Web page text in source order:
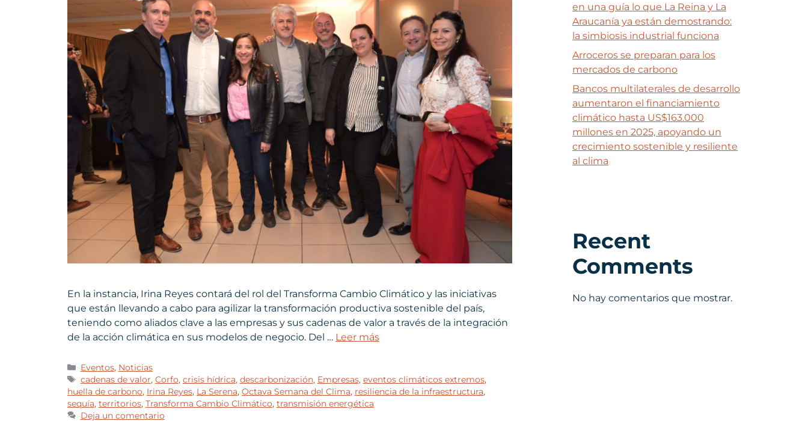
En la instancia, Irina Reyes contará del rol del Transforma Cambio Climático y las iniciativas
que están llevando a cabo para agilizar la transformación productiva sostenible del país,
teniendo como aliados clave a las empresas y sus cadenas de valor a través de la integración
de la acción climática en sus modelos de negocio. Del … Leer más
Eventos, Noticias
cadenas de valor, Corfo, crisis hídrica, descarbonización, Empresas, eventos climáticos extremos,
huella de carbono, Irina Reyes, La Serena, Octava Semana del Clima, resiliencia de la infraestructura,
sequía, territorios, Transforma Cambio Climático, transmisión energética
Deja un comentario
en una guía lo que La Reina y La
Araucanía ya están demostrando:
la simbiosis industrial funciona
Arroceros se preparan para los
mercados de carbono
Bancos multilaterales de desarrollo
aumentaron el financiamiento
climático hasta US$163.000
millones en 2025, apoyando un
crecimiento sostenible y resiliente
al clima
Recent
Comments
No hay comentarios que mostrar.